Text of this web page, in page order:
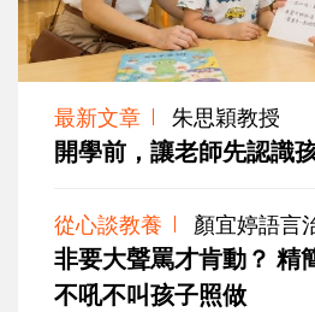
最新文章 朱思穎教授
開學前，讓老師先認識
從心談教養 顏宜婷語言
非要大聲罵才肯動？ 精
不吼不叫孩子照做